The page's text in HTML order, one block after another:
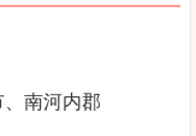
南河内郡